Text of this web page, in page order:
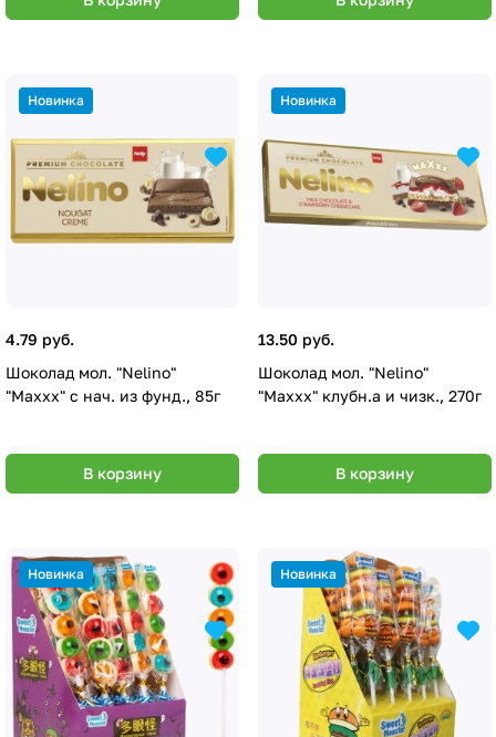
Новинка
4.79 руб.
Шоколад мол. "Nelino"
"Maxxx" с нач. из фунд., 85г
В корзину
Новинка
13.50 руб.
Шоколад мол. "Nelino"
"Maxxx" клубн.а и чизк., 270г
В корзину
Новинка Новинка